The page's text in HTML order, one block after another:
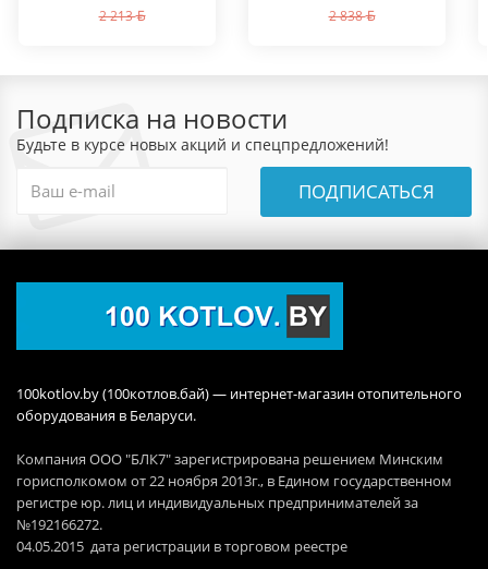
2 213 2 838
Подписка на новости
Будьте в курсе новых акций и спецпредложений!
ПОДПИСАТЬСЯ
100kotlov.by (100котлов.бай) — интернет-магазин отопительного
оборудования в Беларуси.
Компания ООО "БЛК7" зарегистрирована решением Минским
горисполкомом от 22 ноября 2013г., в Едином государственном
регистре юр. лиц и индивидуальных предпринимателей за
№192166272.
04.05.2015 дата регистрации в торговом реестре